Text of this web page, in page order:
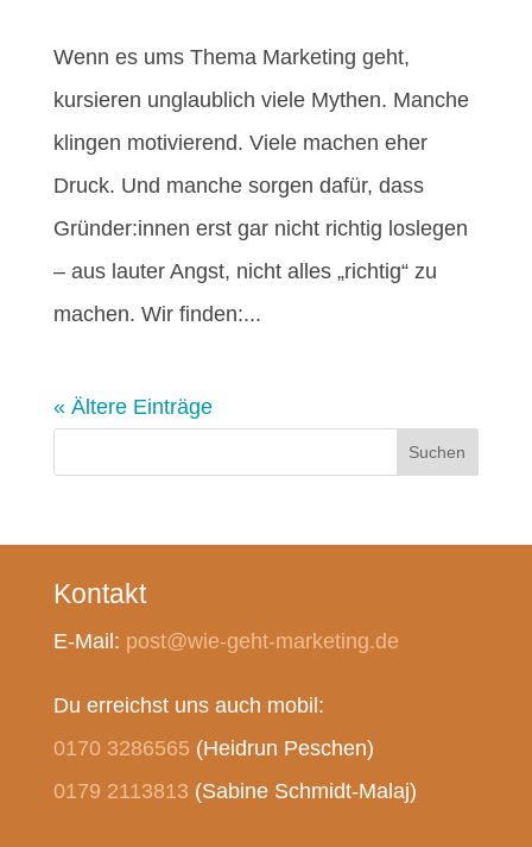
Wenn es ums Thema Marketing geht,
kursieren unglaublich viele Mythen. Manche
klingen motivierend. Viele machen eher
Druck. Und manche sorgen dafür, dass
Gründer:innen erst gar nicht richtig loslegen
– aus lauter Angst, nicht alles „richtig“ zu
machen. Wir finden:...
« Ältere Einträge
Suchen
Kontakt
E-Mail: post@wie-geht-marketing.de
Du erreichst uns auch mobil:
0170 3286565 (Heidrun Peschen)
0179 2113813 (Sabine Schmidt-Malaj)